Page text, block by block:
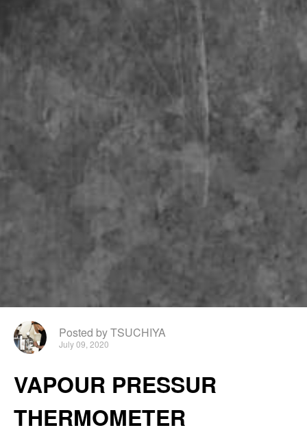
Posted by TSUCHIYA
July 09, 2020
VAPOUR PRESSUR
THERMOMETER